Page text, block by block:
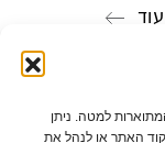
למטה. ניתן
האתר או לנהל את